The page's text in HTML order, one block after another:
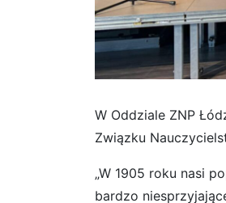
W Oddziale ZNP
Związku
„W 1905 roku nasi
bardzo